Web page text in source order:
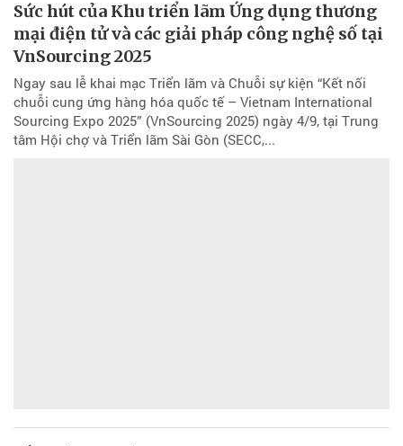
Sức hút của Khu triển lãm Ứng dụng thương
mại điện tử và các giải pháp công nghệ số tại
VnSourcing 2025
Ngay sau lễ khai mạc Triển lãm và Chuỗi sự kiện “Kết nối
chuỗi cung ứng hàng hóa quốc tế – Vietnam International
Sourcing Expo 2025” (VnSourcing 2025) ngày 4/9, tại Trung
tâm Hội chợ và Triển lãm Sài Gòn (SECC,...